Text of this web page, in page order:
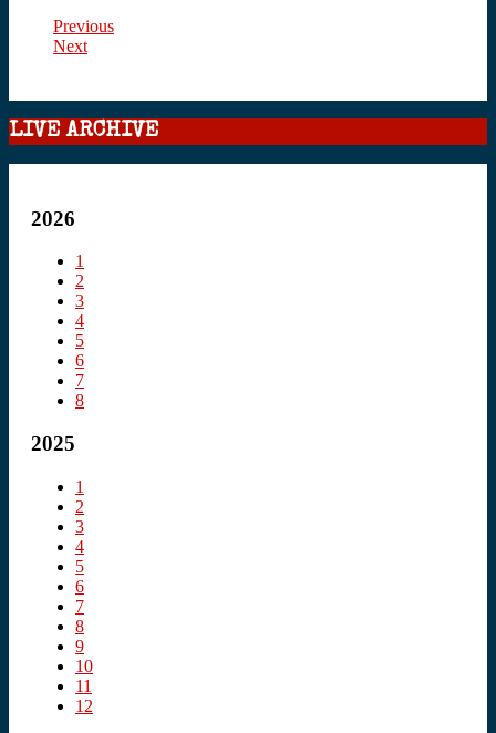
Previous
Next
LIVE ARCHIVE
2026
1
2
3
4
5
6
7
8
2025
1
2
3
4
5
6
7
8
9
10
11
12